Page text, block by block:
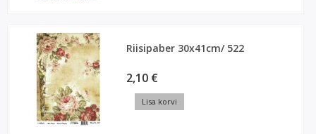
Riisipaber 30x41cm/ 522
2,10 €
Lisa korvi